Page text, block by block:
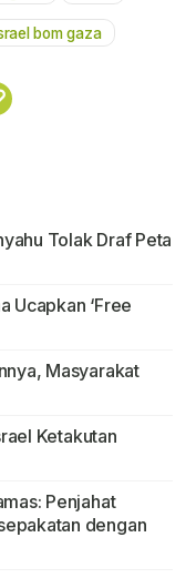
bom gaza
Tolak Draf Peta
Ucapkan ‘Free
Masyarakat
Ketakutan
Penjahat
dengan